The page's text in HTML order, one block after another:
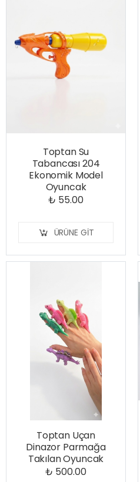
Toptan Su
Tabancası 204
Ekonomik Model
Oyuncak
₺ 55.00
ÜRÜNE GIT
Toptan Uçan
Dinazor Parmağa
Takılan Oyuncak
₺ 500.00